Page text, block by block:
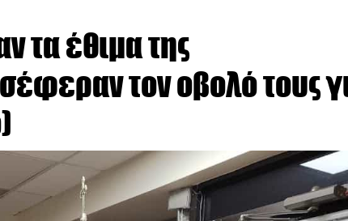
τα έθιμα της
τον οβολό τους